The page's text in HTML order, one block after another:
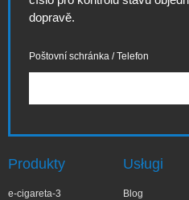
dopravě.
Poštovní schránka / Telefon
Produkty
e-cigareta-3
Usługi
Blog